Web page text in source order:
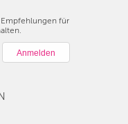
für